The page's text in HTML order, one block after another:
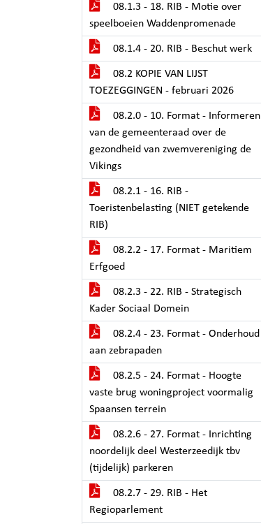
08.1.3 - 18. RIB - Motie over
speelboeien Waddenpromenade
08.1.4 - 20. RIB - Beschut werk
08.2 KOPIE VAN LIJST
TOEZEGGINGEN - februari 2026
08.2.0 - 10. Format - Informeren
van de gemeenteraad over de
gezondheid van zwemvereniging de
Vikings
08.2.1 - 16. RIB -
Toeristenbelasting (NIET getekende
RIB)
08.2.2 - 17. Format - Maritiem
Erfgoed
08.2.3 - 22. RIB - Strategisch
Kader Sociaal Domein
08.2.4 - 23. Format - Onderhoud
aan zebrapaden
08.2.5 - 24. Format - Hoogte
vaste brug woningproject voormalig
Spaansen terrein
08.2.6 - 27. Format - Inrichting
noordelijk deel Westerzeedijk tbv
(tijdelijk) parkeren
08.2.7 - 29. RIB - Het
Regioparlement